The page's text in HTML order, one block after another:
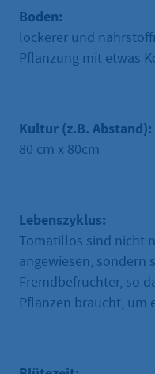
Boden:
lockerer und
Pflanzung mit etwas
Kultur (z.B. Abstand):
80 cm x 80cm
Lebenszyklus:
Tomatillos sind nicht
angewiesen, sondern
Fremdbefruchter, so
Pflanzen braucht, um